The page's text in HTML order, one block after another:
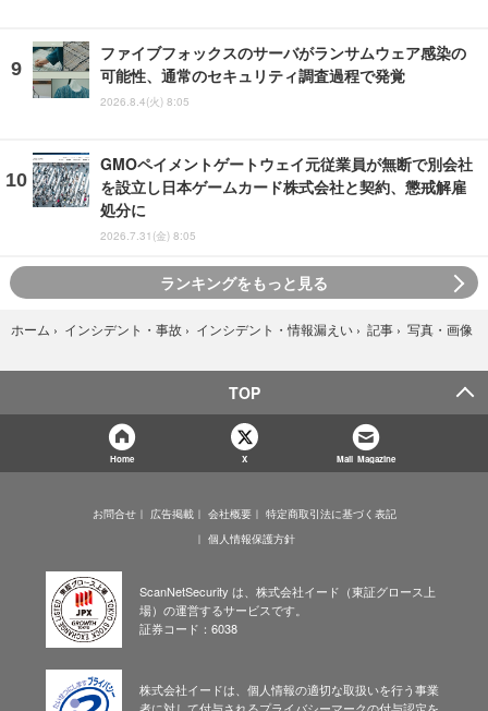
ファイブフォックスのサーバがランサムウェア感染の
可能性、通常のセキュリティ調査過程で発覚
2026.8.4(火) 8:05
GMOペイメントゲートウェイ元従業員が無断で別会社
を設立し日本ゲームカード株式会社と契約、懲戒解雇
処分に
2026.7.31(金) 8:05
ランキングをもっと見る
ホーム › インシデント・事故 › インシデント・情報漏えい › 記事 › 写真・画像
TOP
Home X Mail Magazine
お問合せ 広告掲載 会社概要
特定商取引法に基づく表記
個人情報保護方針
ScanNetSecurity は、株式会社イード（東証グロース上
場）の運営するサービスです。
証券コード：6038
株式会社イードは、個人情報の適切な取扱いを行う事業